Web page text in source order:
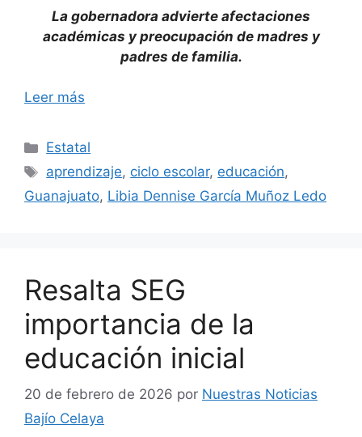
La gobernadora advierte afectaciones
académicas y preocupación de madres y
padres de familia.
Leer más
Categorías
Estatal
Etiquetas
aprendizaje, ciclo escolar, educación,
Guanajuato, Libia Dennise García Muñoz Ledo
Resalta SEG
importancia de la
educación inicial
20 de febrero de 2026 por Nuestras Noticias
Bajío Celaya